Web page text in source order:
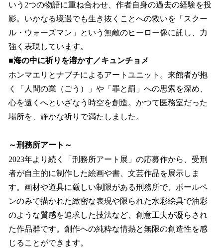
いう2つの物語に重ね合わせ、作者自身の過去の経験を投
影。いかなる境遇でも生き抜くことへの救いを「スクー
ル・ウォーズマン」という無敵のヒーロー像に託し、力
強く表現しています。
■海の中に祈りを溶かす／キュンチョメ
ホンマエリとナブチによるアートユニット。来館者が抱
く「人間の業（ごう）」や「罪と罰」への思索を深め、
心を遠くへといざなう時空を創造。かつて医務室だった
場所を、静かな祈りで満たしました。
～刑務所アート～
2023年より続く「刑務所アート展」の応募作から、受刑
者が自主的に制作した絵画や書、文芸作品を展示しま
す。画材や道具に厳しい制限がある刑務所で、ボールペ
ンのみで描かれた緻密な表現や限られた水彩絵具で油彩
のような質感を追求した技法など、創意工夫が凝らされ
た作品群です。創作への純粋な情熱と無限の創造性を感
じることができます。